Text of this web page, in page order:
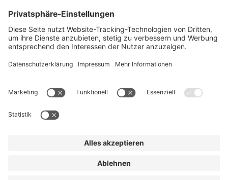
Soziale Medien